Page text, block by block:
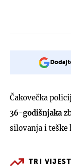
Čakovečka
36-godišnjaka
silovanja i teške
TRI